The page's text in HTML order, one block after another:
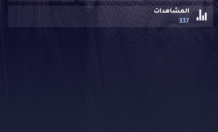
المشاهدات
337